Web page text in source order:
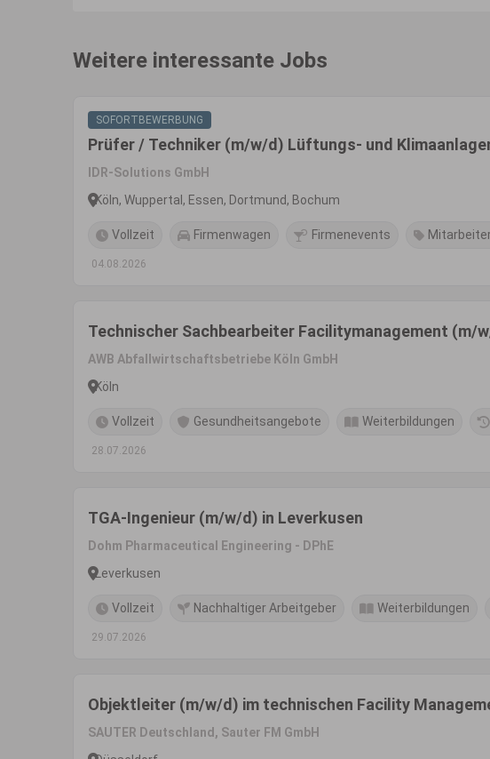
Weitere interessante Jobs
SOFORTBEWERBUNG
Prüfer / Techniker (m/w/d) Lüftungs- und
IDR-Solutions GmbH
Köln, Wuppertal, Essen, Dortmund, Bochum
Vollzeit Firmenwagen Firmenevents
04.08.2026
Technischer Sachbearbeiter Facilitymanagement (m/
AWB Abfallwirtschaftsbetriebe Köln GmbH
Köln
Vollzeit Gesundheitsangebote Weiterbildungen
28.07.2026
TGA-Ingenieur (m/w/d) in Leverkusen
Dohm Pharmaceutical Engineering - DPhE
Leverkusen
Vollzeit Nachhaltiger Arbeitgeber Weiterbildungen
29.07.2026
Objektleiter (m/w/d) im technischen Facility
SAUTER Deutschland, Sauter FM GmbH